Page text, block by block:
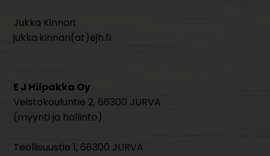
Jukka Kinnari
jukka.kinnari(at)ejh.fi
E J Hiipakka Oy
Veistokouluntie 2, 66300 JURVA
(myynti ja hallinto)
Teollisuustie 1, 66300 JURVA